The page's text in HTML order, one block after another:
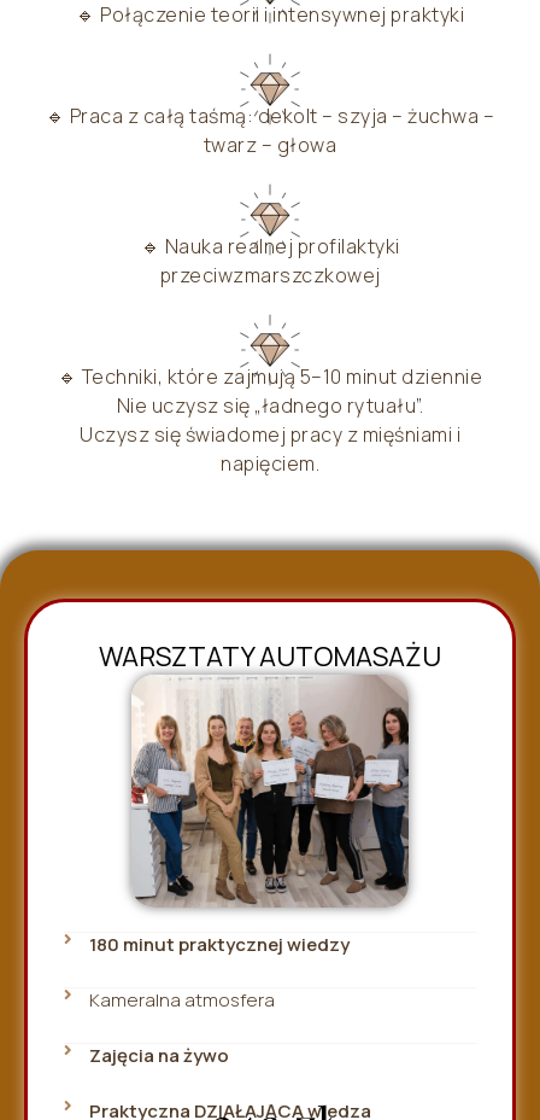
🔹 Połączenie teorii i intensywnej praktyki
🔹 Praca z całą taśmą: dekolt – szyja – żuchwa –
twarz – głowa
🔹 Nauka realnej profilaktyki
przeciwzmarszczkowej
🔹 Techniki, które zajmują 5–10 minut dziennie
Nie uczysz się „ładnego rytuału”.
Uczysz się świadomej pracy z mięśniami i
napięciem.
WARSZTATY AUTOMASAŻU
180 minut praktycznej wiedzy
Kameralna atmosfera
Zajęcia na żywo
Praktyczna DZIAŁAJĄCA wiedza